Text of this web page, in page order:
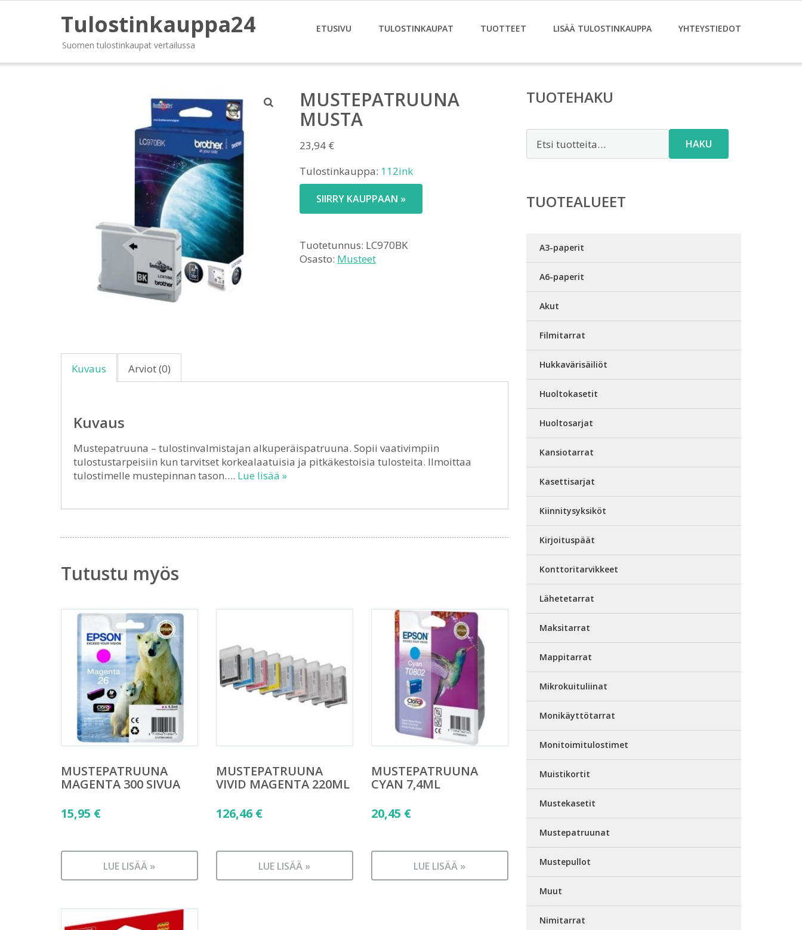
Tulostinkauppa24
Suomen tulostinkaupat vertailussa
ETUSIVU TULOSTINKAUPAT TUOTTEET LISÄÄ TULOSTINKAUPPA YHTEYSTIEDOT
MUSTEPATRUUNA
MUSTA
23,94 €
Tulostinkauppa: 112ink
SIIRRY KAUPPAAN »
Tuotetunnus: LC970BK
Osasto: Musteet
Kuvaus Arviot (0)
Kuvaus
Mustepatruuna – tulostinvalmistajan alkuperäispatruuna. Sopii vaativimpiin
tulostustarpeisiin kun tarvitset korkealaatuisia ja pitkäkestoisia tulosteita. Ilmoittaa
tulostimelle mustepinnan tason…. Lue lisää »
Tutustu myös
MUSTEPATRUUNA
MAGENTA 300 SIVUA
15,95 €
LUE LISÄÄ »
MUSTEPATRUUNA
VIVID MAGENTA 220ML
126,46 €
LUE LISÄÄ »
MUSTEPATRUUNA
CYAN 7,4ML
20,45 €
LUE LISÄÄ »
TUOTEHAKU
HAKU
TUOTEALUEET
A3-paperit
A6-paperit
Akut
Filmitarrat
Hukkavärisäiliöt
Huoltokasetit
Huoltosarjat
Kansiotarrat
Kasettisarjat
Kiinnitysyksiköt
Kirjoituspäät
Konttoritarvikkeet
Lähetetarrat
Maksitarrat
Mappitarrat
Mikrokuituliinat
Monikäyttötarrat
Monitoimitulostimet
Muistikortit
Mustekasetit
Mustepatruunat
Mustepullot
Muut
Nimitarrat